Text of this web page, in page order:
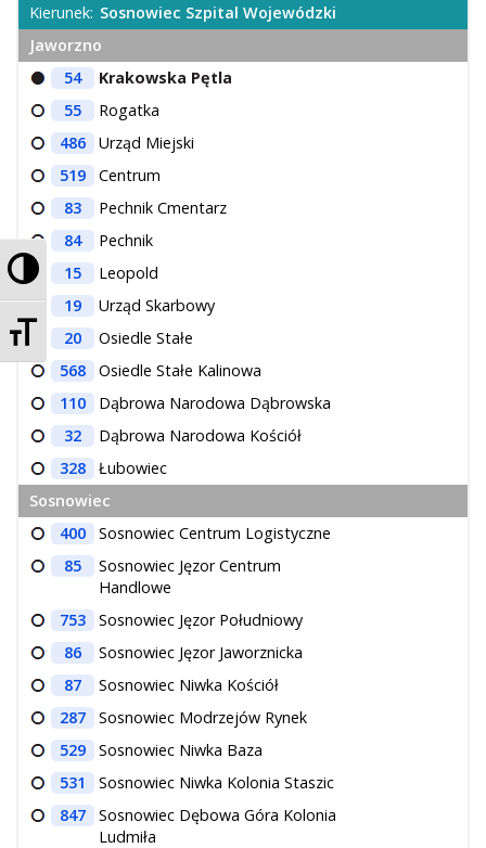
Przełącz wysoki kontrast
Zmień rozmiar czcionek
Kierunek: Sosnowiec Szpital Wojewódzki
Jaworzno
54
Krakowska Pętla
55
Rogatka
486
Urząd Miejski
519
Centrum
83
Pechnik Cmentarz
84
Pechnik
15
Leopold
19
Urząd Skarbowy
20
Osiedle Stałe
568
Osiedle Stałe Kalinowa
110
Dąbrowa Narodowa Dąbrowska
32
Dąbrowa Narodowa Kościół
328
Łubowiec
Sosnowiec
400
Sosnowiec Centrum Logistyczne
85
Sosnowiec Jęzor Centrum
Handlowe
753
Sosnowiec Jęzor Południowy
86
Sosnowiec Jęzor Jaworznicka
87
Sosnowiec Niwka Kościół
287
Sosnowiec Modrzejów Rynek
529
Sosnowiec Niwka Baza
531
Sosnowiec Niwka Kolonia Staszic
847
Sosnowiec Dębowa Góra Kolonia
Ludmiła